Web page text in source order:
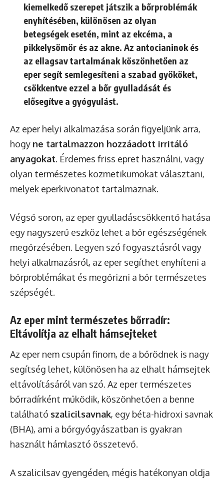
kiemelkedő szerepet játszik a bőrproblémák
enyhítésében, különösen az olyan
betegségek esetén, mint az ekcéma, a
pikkelysömör és az akne. Az antocianinok és
az ellagsav tartalmának köszönhetően az
eper segít semlegesíteni a szabad gyököket,
csökkentve ezzel a bőr gyulladását és
elősegítve a gyógyulást.
Az eper helyi alkalmazása során figyeljünk arra,
hogy ne tartalmazzon hozzáadott irritáló
anyagokat. Érdemes friss epret használni, vagy
olyan természetes kozmetikumokat választani,
melyek eperkivonatot tartalmaznak.
Végső soron, az eper gyulladáscsökkentő hatása
egy nagyszerű eszköz lehet a bőr egészségének
megőrzésében. Legyen szó fogyasztásról vagy
helyi alkalmazásról, az eper segíthet enyhíteni a
bőrproblémákat és megőrizni a bőr természetes
szépségét.
Az eper mint természetes bőrradír:
Eltávolítja az elhalt hámsejteket
Az eper nem csupán finom, de a bőrödnek is nagy
segítség lehet, különösen ha az elhalt hámsejtek
eltávolításáról van szó. Az eper természetes
bőrradírként működik, köszönhetően a benne
található szalicilsavnak, egy béta-hidroxi savnak
(BHA), ami a bőrgyógyászatban is gyakran
használt hámlasztó összetevő.
A szalicilsav gyengéden, mégis hatékonyan oldja